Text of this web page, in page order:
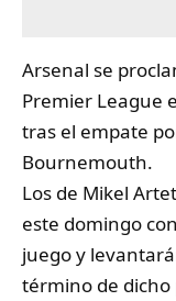
Arsenal se
Premier League
tras el empate
Bournemouth.
Los de Mikel
este domingo
juego y
término de dicho